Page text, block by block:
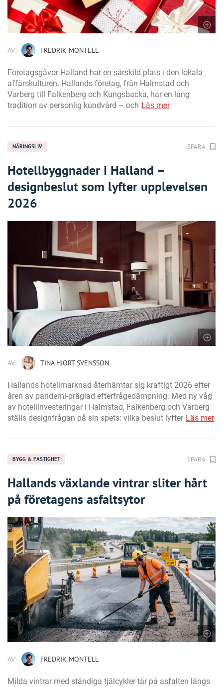
AV: FREDRIK MONTELL
Företagsgåvor Halland har en särskild plats i den lokala
affärskulturen. Hallands företag, från Halmstad och
Varberg till Falkenberg och Kungsbacka, har en lång
tradition av personlig kundvård – och Läs mer
NÄRINGSLIV SPARA
Hotellbyggnader i Halland –
designbeslut som lyfter upplevelsen
2026
AV: TINA HJORT SVENSSON
Hallands hotellmarknad återhämtar sig kraftigt 2026 efter
åren av pandemi-präglad efterfrågedämpning. Med ny våg
av hotellinvesteringar i Halmstad, Falkenberg och Varberg
ställs designfrågan på sin spets: vilka beslut lyfter Läs mer
BYGG & FASTIGHET SPARA
Hallands växlande vintrar sliter hårt
på företagens asfaltsytor
AV: FREDRIK MONTELL
Milda vintrar med ständiga tjälcykler tär på asfalten längs